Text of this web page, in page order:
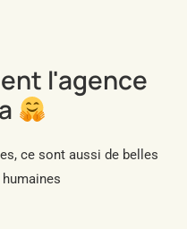
l'agence
ce sont aussi de belles